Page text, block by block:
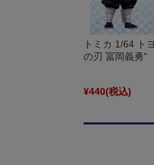
トミカ 1/64 ト
の刃 冨岡義勇
¥440(税込)